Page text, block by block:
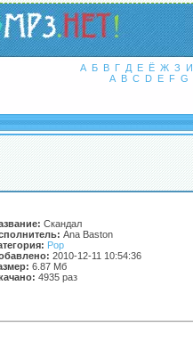
А Б В Г Д Е Ё Ж З И
A B C D E F G
Скандал
Ana Baston
Pop
2010-12-11 10:54:36
6.87 Мб
4935 раз